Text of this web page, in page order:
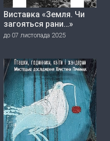
Виставка «Земля. Чи
загояться рани…»
до 07 листопада 2025